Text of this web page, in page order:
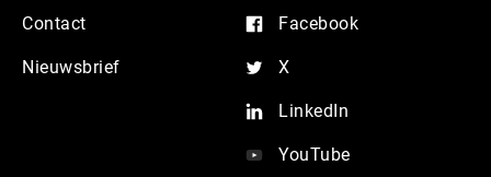
Contact
Nieuwsbrief
Facebook
X
LinkedIn
YouTube